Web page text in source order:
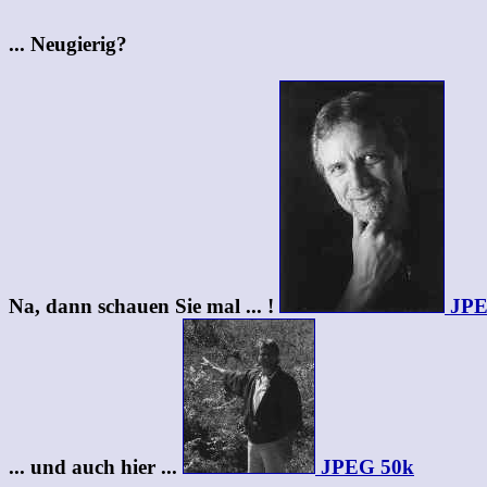
... Neugierig?
Na, dann schauen Sie mal ... !
... und auch hier ... JPEG 50k